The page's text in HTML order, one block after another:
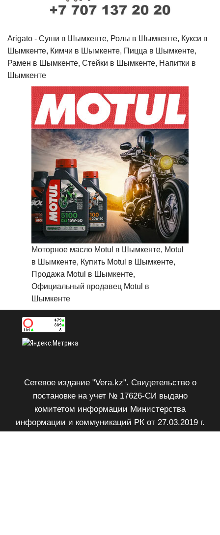
Arigato - Cуши в Шымкенте, Ролы в Шымкенте, Кукси в
Шымкенте, Кимчи в Шымкенте, Пицца в Шымкенте,
Рамен в Шымкенте, Стейки в Шымкенте, Напитки в
Шымкенте
Моторное масло Motul в Шымкенте, Motul
в Шымкенте, Купить Motul в Шымкенте,
Продажа Motul в Шымкенте,
Официальный продавец Motul в
Шымкенте
Сетевое издание "Vera.kz". Свидетельство о
постановке на учет № 17626-СИ выдано
комитетом информации Министерства
информации и коммуникаций РК от 27.03.2019 г.